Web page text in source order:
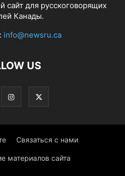
сайт для русскоговорящих
Канады.
info@newsru.ca
US
Связаться с нами
материалов сайта